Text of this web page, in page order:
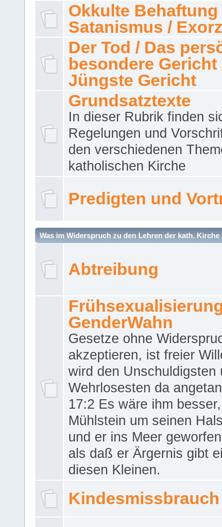
Okkulte Behaftung
Satanismus /
Der Tod / Das
besondere Gericht
Jüngste Gericht
Grundsatztexte
In dieser Rubrik finden
Regelungen und
den verschiedenen
katholischen Kirche
Predigten und
Was im Widerspruch zu den Lehren der kath. Kirche
Abtreibung
GenderWahn
Gesetze ohne
akzeptieren, ist freier
wird den Unschuldigsten
Wehrlosesten da
17:2 Es wäre ihm
Mühlstein um seinen
und er ins Meer
als daß er Ärgernis gibt
diesen Kleinen.
Kindesmissbrauch